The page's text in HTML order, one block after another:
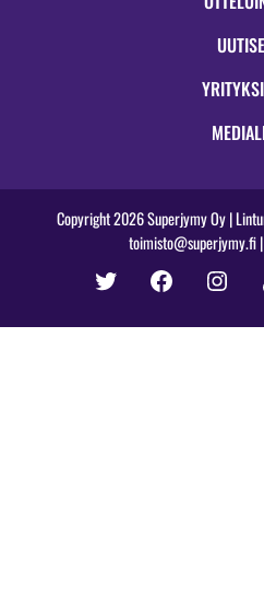
Copyright 2026 Superjymy Oy |
toimisto@superjymy.fi|